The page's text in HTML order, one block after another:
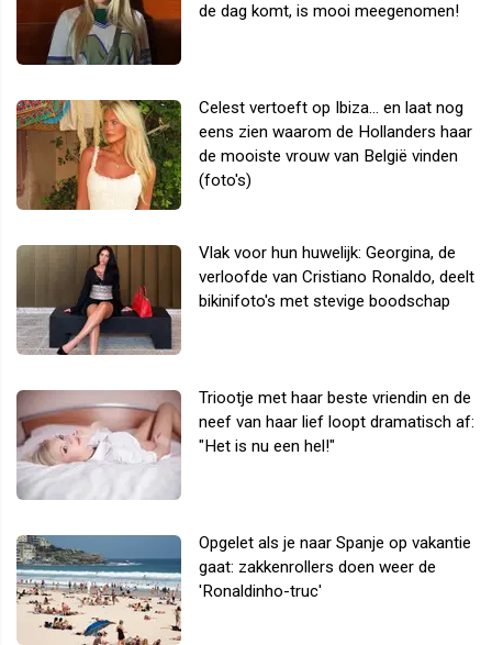
de dag komt, is mooi meegenomen!
Celest vertoeft op Ibiza... en laat nog
eens zien waarom de Hollanders haar
de mooiste vrouw van België vinden
(foto's)
Vlak voor hun huwelijk: Georgina, de
verloofde van Cristiano Ronaldo, deelt
bikinifoto's met stevige boodschap
Triootje met haar beste vriendin en de
neef van haar lief loopt dramatisch af:
"Het is nu een hel!"
Opgelet als je naar Spanje op vakantie
gaat: zakkenrollers doen weer de
'Ronaldinho-truc'